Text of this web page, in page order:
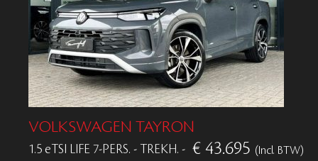
VOLKSWAGEN TAYRON
€ 43.695 (Incl. BTW)
1.5 eTSI LIFE 7-PERS. - TREKH. -